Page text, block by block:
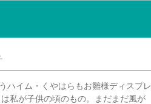
ハイム・くやはらもお雛様ディスプレ
私が子供の頃のもの。まだまだ風が